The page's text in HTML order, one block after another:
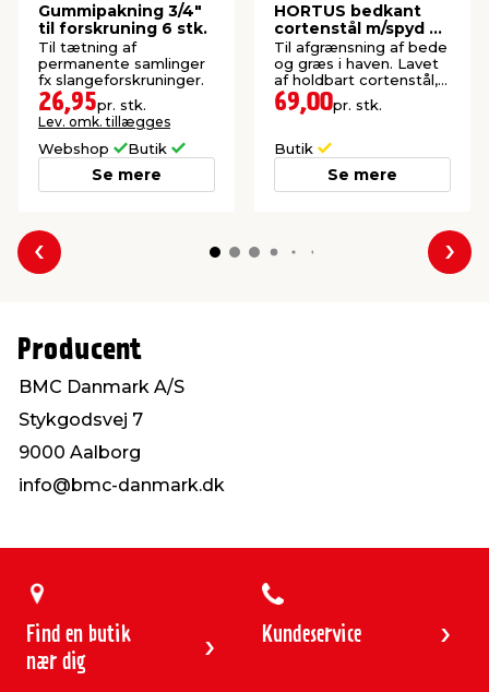
Gummipakning 3/4"
til forskruning 6 stk.
Til tætning af
permanente samlinger
fx slangeforskruninger.
26,95pr. stk.
Lev. omk. tillægges
Webshop Butik
Se mere
HORTUS bedkant
cortenstål m/spyd 20
x 100 cm
Til afgrænsning af bede
og græs i haven. Lavet
af holdbart cortenstål,
der har en dekorativ
rusten farve.
69,00pr. stk.
Butik
Se mere
Forrige
Producent
BMC Danmark A/S
Stykgodsvej 7
9000 Aalborg
info@bmc-danmark.dk
Find en butik
nær dig
Kundeservice